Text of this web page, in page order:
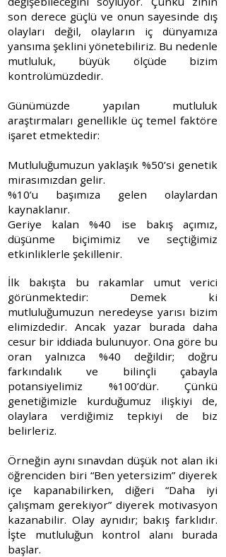
son derece güçlü ve onun sayesinde dış
olayları değil, olayların iç dünyamıza
yansıma şeklini yönetebiliriz. Bu nedenle
mutluluk, büyük ölçüde bizim
kontrolümüzdedir.
Günümüzde yapılan mutluluk
araştırmaları genellikle üç temel faktöre
işaret etmektedir:
Mutluluğumuzun yaklaşık %50’si genetik
mirasımızdan gelir.
%10’u başımıza gelen olaylardan
kaynaklanır.
Geriye kalan %40 ise bakış açımız,
düşünme biçimimiz ve seçtiğimiz
etkinliklerle şekillenir.
İlk bakışta bu rakamlar umut verici
görünmektedir: Demek ki
mutluluğumuzun neredeyse yarısı bizim
elimizdedir. Ancak yazar burada daha
cesur bir iddiada bulunuyor. Ona göre bu
oran yalnızca %40 değildir; doğru
farkındalık ve bilinçli çabayla
potansiyelimiz %100’dür. Çünkü
genetiğimizle kurduğumuz ilişkiyi de,
olaylara verdiğimiz tepkiyi de biz
belirleriz.
Örneğin aynı sınavdan düşük not alan iki
öğrenciden biri “Ben yetersizim” diyerek
içe kapanabilirken, diğeri “Daha iyi
çalışmam gerekiyor” diyerek motivasyon
kazanabilir. Olay aynıdır; bakış farklıdır.
İşte mutluluğun kontrol alanı burada
başlar.